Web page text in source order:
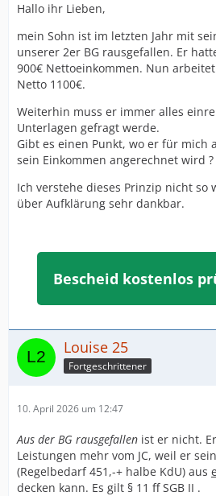
Hallo ihr Lieben,
mein Sohn ist im letzten Jahr mit
unserer 2er BG rausgefallen. Er
900€ Nettoeinkommen. Nun
Netto 1100€.
Weiterhin muss er immer alles
Unterlagen gefragt werde.
Gibt es einen Punkt, wo er für mich
sein Einkommen angerechnet wird ?
Ich verstehe dieses Prinzip nicht so
über Aufklärung sehr dankbar.
Bescheid kostenlos
Louise 25
Fortgeschrittener
10. April 2026 um 12:47
Aus der BG rausgefallen ist er nicht.
Leistungen mehr vom JC, weil er
(Regelbedarf 451,-+ halbe KdU) aus
decken kann. Es gilt § 11 ff SGB II .